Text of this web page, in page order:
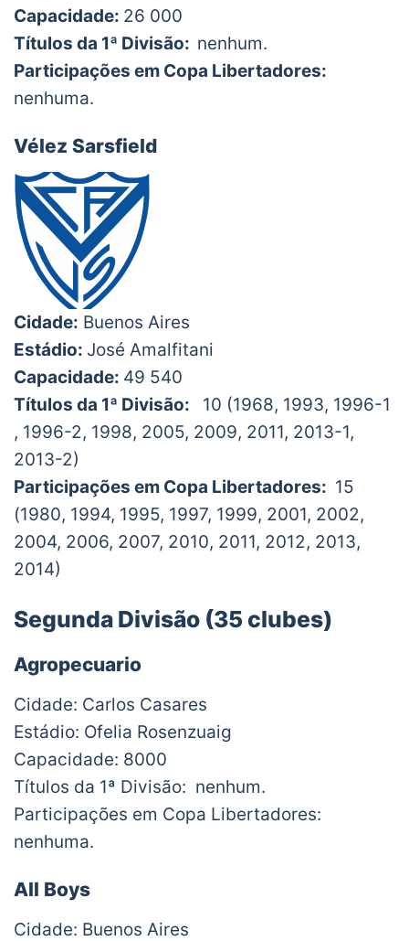
Capacidade: 26 000
Títulos da 1ª Divisão: nenhum.
Participações em Copa Libertadores:
nenhuma.
Vélez Sarsfield
Cidade: Buenos Aires
Estádio: José Amalfitani
Capacidade: 49 540
Títulos da 1ª Divisão:
10 (1968, 1993, 1996-1
, 1996-2, 1998, 2005, 2009, 2011, 2013-1,
2013-2)
Participações em Copa Libertadores: 15
(1980, 1994, 1995, 1997, 1999, 2001, 2002,
2004, 2006, 2007, 2010, 2011, 2012, 2013,
2014)
Segunda Divisão (35 clubes)
Agropecuario
Cidade: Carlos Casares
Estádio: Ofelia Rosenzuaig
Capacidade: 8000
Títulos da 1ª Divisão: nenhum.
Participações em Copa Libertadores:
nenhuma.
All Boys
Cidade: Buenos Aires